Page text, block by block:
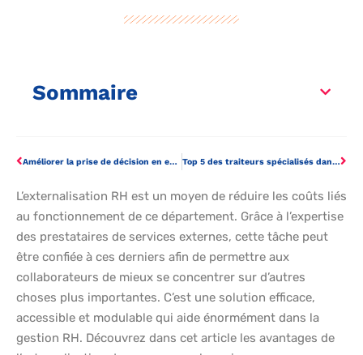
Sommaire
Améliorer la prise de décision en entreprise grâce au diagramme de Pareto Top 5 des traiteurs spécialisés dans les cocktails d’entreprise
L’externalisation RH est un moyen de réduire les coûts liés
au fonctionnement de ce département. Grâce à l’expertise
des prestataires de services externes, cette tâche peut
être confiée à ces derniers afin de permettre aux
collaborateurs de mieux se concentrer sur d’autres
choses plus importantes. C’est une solution efficace,
accessible et modulable qui aide énormément dans la
gestion RH. Découvrez dans cet article les avantages de